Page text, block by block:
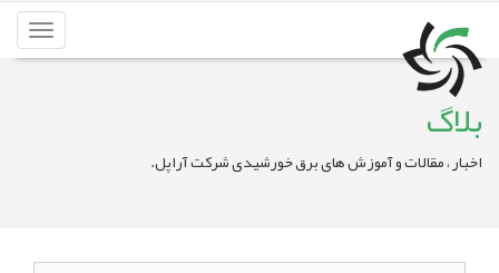
بلاگ
اخبار ، مقالات و آموزش های برق خورشیدی شرکت آراپل.